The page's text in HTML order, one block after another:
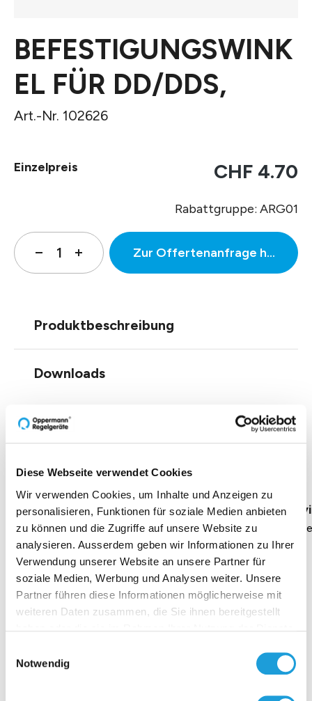
Diese Webseite verwendet Cookies
Wir verwenden Cookies, um Inhalte und Anzeigen zu
personalisieren, Funktionen für soziale Medien anbieten
zu können und die Zugriffe auf unsere Website zu
analysieren. Ausserdem geben wir Informationen zu Ihrer
Verwendung unserer Website an unsere Partner für
soziale Medien, Werbung und Analysen weiter. Unsere
Partner führen diese Informationen möglicherweise mit
weiteren Daten zusammen, die Sie ihnen bereitgestellt
Notwendig
BEFESTIGUNGSWINK
EL FÜR DD/DDS,
Art.-Nr. 102626
Einzelpreis CHF 4.70
Rabattgruppe: ARG01
Zur Offertenanfrage
Produktbeschreibung
Downloads
Einblicke zu 40 Jahren
Oppermann
Geschäftsführung Heike Dirmeier
Dauer 4 Minuten
Kontakt